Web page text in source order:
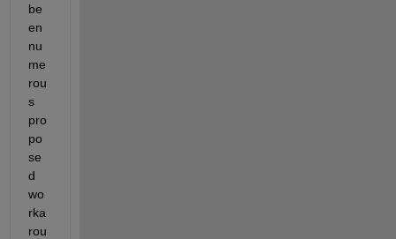
be
en
nu
me
rou
s
pro
po
se
d
wo
rka
rou